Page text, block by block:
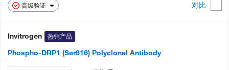
高级验证 对比
Invitrogen 热销产品
Phospho-DRP1 (Ser616) Polyclonal Antibody